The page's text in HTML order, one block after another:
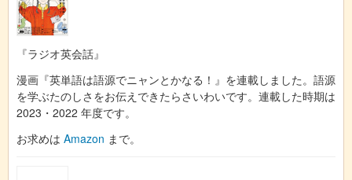
『ラジオ英会話』
漫画『英単語は語源でニャンとかなる！』を連載しました。語源
を学ぶたのしさをお伝えできたらさいわいです。連載した時期は
2023・2022 年度です。
お求めは Amazon まで。